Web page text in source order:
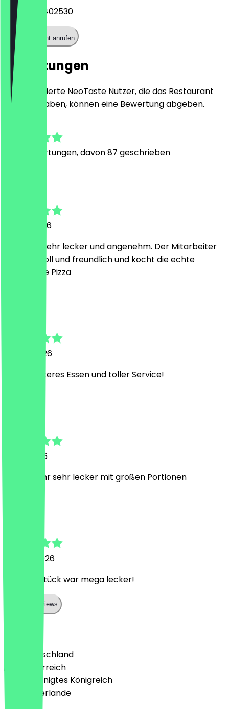
+4915754402530
Restaurant anrufen
Bewertungen
Nur registrierte NeoTaste Nutzer, die das Restaurant
besucht haben, können eine Bewertung abgeben.
Bewertungen, davon 87 geschrieben
25. Juli 2026
Alles war sehr lecker und angenehm. Der Mitarbeiter
ist super toll und freundlich und kocht die echte
italienische Pizza
24. Juli 2026
Super leckeres Essen und toller Service!
4. Juli 2026
es war sehr sehr lecker mit großen Portionen
28. Juni 2026
Das Frühstück war mega lecker!
Show all reviews
🇩🇪 Deutschland
🇦🇹 Österreich
🇬🇧 Vereinigtes Königreich
🇳🇱 Niederlande